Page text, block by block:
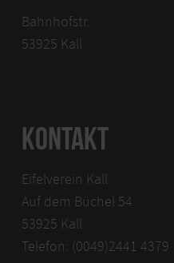
Bahnhofstr.
53925 Kall
KONTAKT
Eifelverein Kall
Auf dem Büchel 54
53925 Kall
Telefon: (0049)2441 4379